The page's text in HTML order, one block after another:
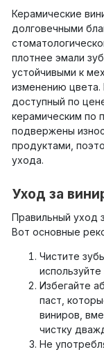
Керамические
долговечными
плотнее эмали
устойчивыми к
изменению цвета.
доступный по
керамическим по
подвержены
продуктами,
ухода.
Уход за
Правильный уход
Вот основные
Чистите
Избегайте
паст,
виниров,
чистку
Не